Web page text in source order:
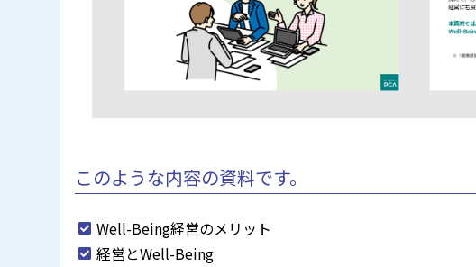
このような内容の資料です。
Well-Being経営のメリット
経営とWell-Being